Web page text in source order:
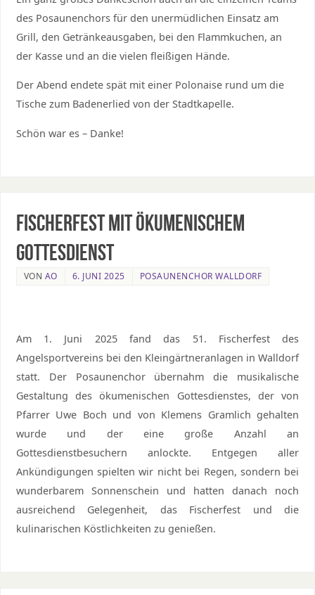
des Posaunenchors für den unermüdlichen Einsatz am
Grill, den Getränkeausgaben, bei den Flammkuchen, an
der Kasse und an die vielen fleißigen Hände.
Der Abend endete spät mit einer Polonaise rund um die
Tische zum Badenerlied von der Stadtkapelle.
Schön war es – Danke!
Fischerfest mit ökumenischem
Gottesdienst
VON AO 6. JUNI 2025 POSAUNENCHOR WALLDORF
Am 1. Juni 2025 fand das 51. Fischerfest des
Angelsportvereins bei den Kleingärtneranlagen in Walldorf
statt. Der Posaunenchor übernahm die musikalische
Gestaltung des ökumenischen Gottesdienstes, der von
Pfarrer Uwe Boch und von Klemens Gramlich gehalten
wurde und der eine große Anzahl an
Gottesdienstbesuchern anlockte. Entgegen aller
Ankündigungen spielten wir nicht bei Regen, sondern bei
wunderbarem Sonnenschein und hatten danach noch
ausreichend Gelegenheit, das Fischerfest und die
kulinarischen Köstlichkeiten zu genießen.